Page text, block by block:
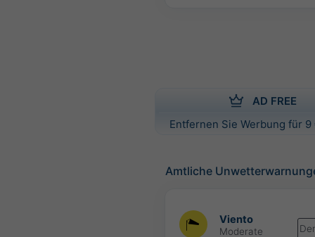
AD FREE
Entfernen Sie Werbung für
Amtliche
Viento
Moderate